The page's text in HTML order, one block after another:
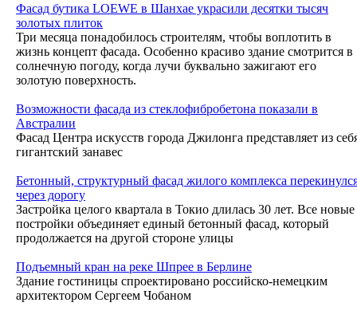
Фасад бутика LOEWE в Шанхае украсили десятки тысяч
золотых плиток
Три месяца понадобилось строителям, чтобы воплотить в
жизнь концепт фасада. Особенно красиво здание смотрится в
солнечную погоду, когда лучи буквально зажигают его
золотую поверхность.
Возможности фасада из стеклофибробетона показали в
Австралии
Фасад Центра искусств города Джилонга представляет из
гигантский занавес
Бетонный, структурный фасад жилого комплекса
через дорогу
Застройка целого квартала в Токио длилась 30 лет. Все новые
постройки объединяет единый бетонный фасад, который
продолжается на другой стороне улицы
Подъемный кран на реке Шпрее в Берлине
Здание гостиницы спроектировано российско-немецким
архитектором Сергеем Чобаном